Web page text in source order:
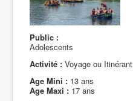
Public :
Adolescents
Activité : Voyage ou Itinérant
Age Mini : 13 ans
Age Maxi : 17 ans